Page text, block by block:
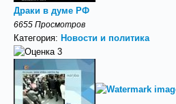
Драки в думе РФ
6655 Просмотров
Категория: Новости и политика